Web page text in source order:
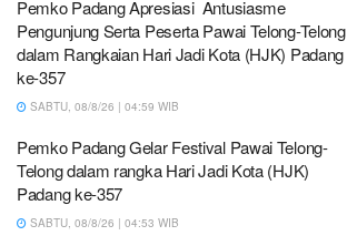
Pemko Padang Apresiasi Antusiasme
Pengunjung Serta Peserta Pawai Telong-Telong
dalam Rangkaian Hari Jadi Kota (HJK) Padang
ke-357
SABTU, 08/8/26 | 04:59 WIB
Pemko Padang Gelar Festival Pawai Telong-
Telong dalam rangka Hari Jadi Kota (HJK)
Padang ke-357
SABTU, 08/8/26 | 04:53 WIB